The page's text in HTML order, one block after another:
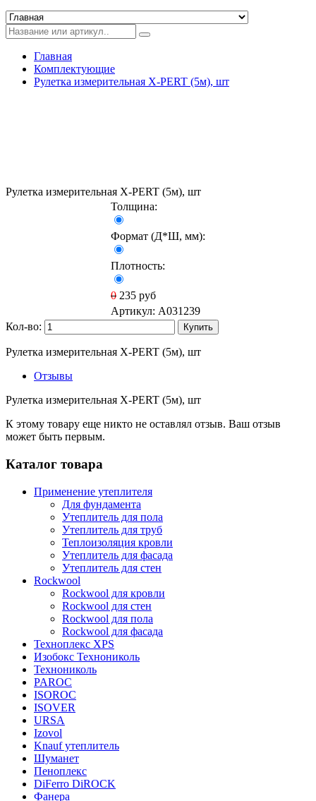
Главная
Комплектующие
Рулетка измерительная X-PERT (5м), шт
Рулетка измерительная X-PERT (5м), шт
Толщина:
Формат (Д*Ш, мм):
Плотность:
0 235 руб
Артикул: A031239
Кол-во:
Купить
Рулетка измерительная X-PERT (5м), шт
Отзывы
Рулетка измерительная X-PERT (5м), шт
К этому товару еще никто не оставлял отзыв. Ваш отзыв
может быть первым.
Каталог товара
Применение утеплителя
Для фундамента
Утеплитель для пола
Утеплитель для труб
Теплоизоляция кровли
Утеплитель для фасада
Утеплитель для стен
Rockwool
Rockwool для кровли
Rockwool для стен
Rockwool для пола
Rockwool для фасада
Техноплекс XPS
Изобокс Технониколь
Технониколь
PAROC
ISOROC
ISOVER
URSA
Izovol
Knauf утеплитель
Шуманет
Пеноплекс
DiFerro DiROCK
Фанера